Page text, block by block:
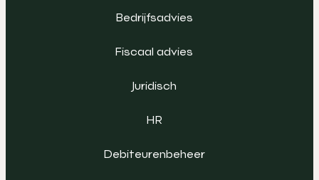
Bedrijfsadvies
Fiscaal advies
Juridisch
HR
Debiteurenbeheer